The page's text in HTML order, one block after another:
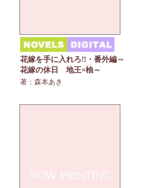
花嫁を手に入れろ!!・番外編～
花嫁の休日 地王×柚～
著：森本あき